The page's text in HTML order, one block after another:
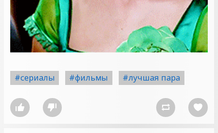
#сериалы #фильмы #лучшая пара
   